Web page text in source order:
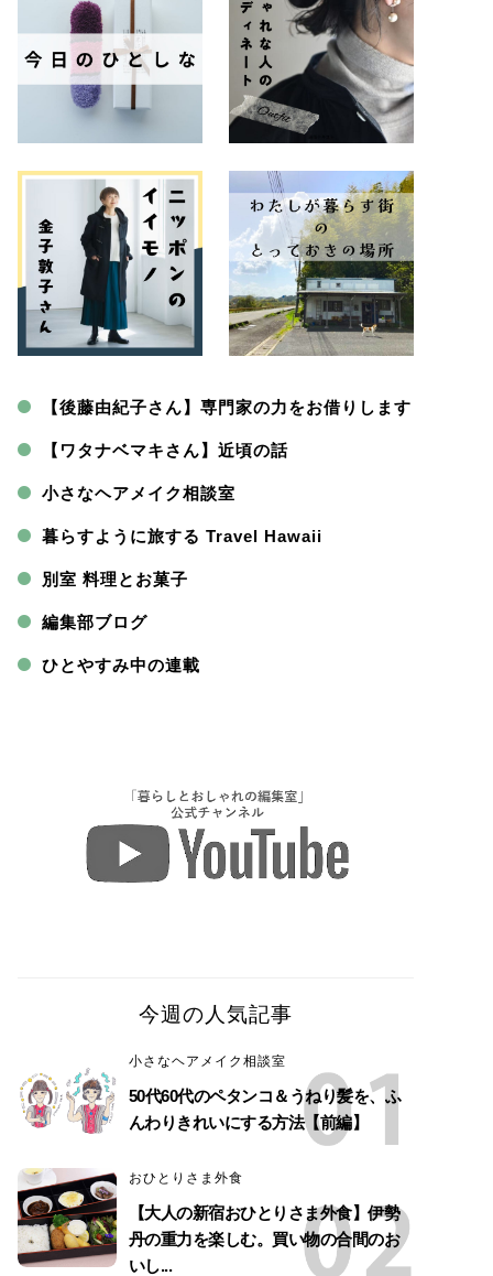
【後藤由紀子さん】専門家の力をお借りします
【ワタナベマキさん】近頃の話
小さなヘアメイク相談室
暮らすように旅する Travel Hawaii
別室 料理とお菓子
編集部ブログ
ひとやすみ中の連載
今週の人気記事
小さなヘアメイク相談室
50代60代のペタンコ＆うねり髪を、ふ
んわりきれいにする方法【前編】
おひとりさま外食
【大人の新宿おひとりさま外食】伊勢
丹の重力を楽しむ。買い物の合間のお
いし...